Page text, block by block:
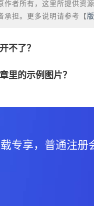
作者所有，这里所提供资
承担。更多说明请参考【
不了？
里的示例图片？
专享，普通注